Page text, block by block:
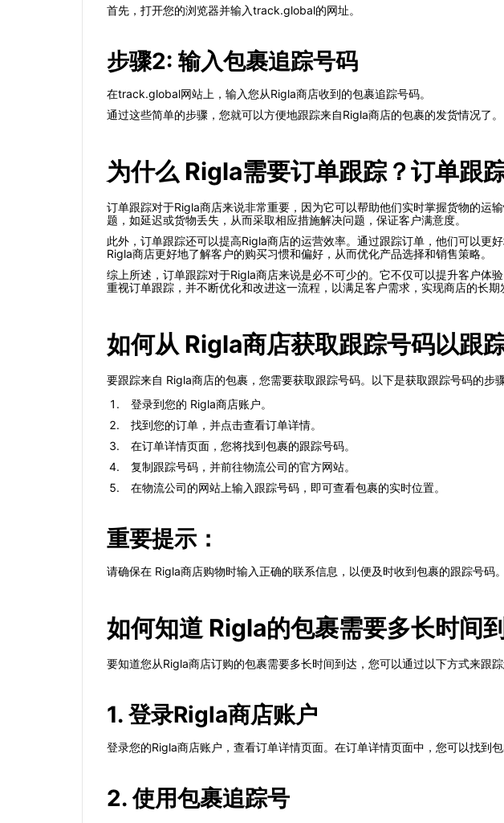
首先，打开您的浏览器并输入track.global的网址。
步骤2: 输入包裹追踪号码
在track.global网站上，输入您从Rigla商店收到的包裹追踪号码。
通过这些简单的步骤，您就可以方便地跟踪来自Rigla商店的包裹的发货情况了。
为什么 Rigla需要订单跟踪？订单跟
订单跟踪对于Rigla商店来说非常重要，因为它可以帮助他们实时掌握货物的运
题，如延迟或货物丢失，从而采取相应措施解决问题，保证客户满意度。
此外，订单跟踪还可以提高Rigla商店的运营效率。通过跟踪订单，他们可以更
Rigla商店更好地了解客户的购买习惯和偏好，从而优化产品选择和销售策略。
综上所述，订单跟踪对于Rigla商店来说是必不可少的。它不仅可以提升客户体
重视订单跟踪，并不断优化和改进这一流程，以满足客户需求，实现商店的长期
如何从 Rigla商店获取跟踪号码以跟
要跟踪来自 Rigla商店的包裹，您需要获取跟踪号码。以下是获取跟踪号码的步骤
登录到您的 Rigla商店账户。
找到您的订单，并点击查看订单详情。
在订单详情页面，您将找到包裹的跟踪号码。
复制跟踪号码，并前往物流公司的官方网站。
在物流公司的网站上输入跟踪号码，即可查看包裹的实时位置。
重要提示：
请确保在 Rigla商店购物时输入正确的联系信息，以便及时收到包裹的跟踪号码。
如何知道 Rigla的包裹需要多长时间
要知道您从Rigla商店订购的包裹需要多长时间到达，您可以通过以下方式来跟踪
1. 登录Rigla商店账户
登录您的Rigla商店账户，查看订单详情页面。在订单详情页面中，您可以找到
2. 使用包裹追踪号